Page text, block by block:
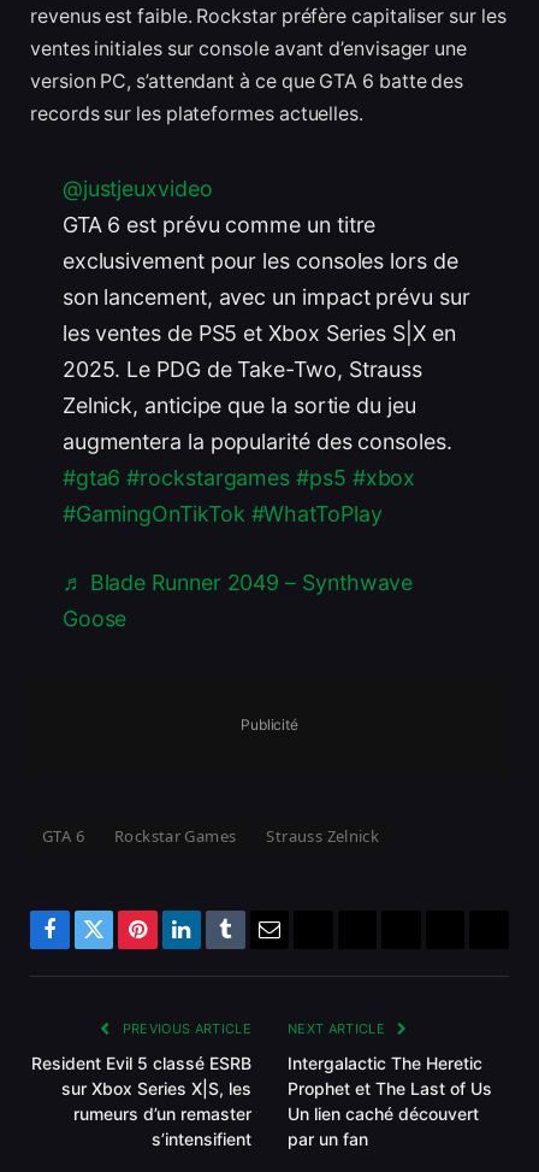
revenus est faible. Rockstar préfère capitaliser sur les
ventes initiales sur console avant d’envisager une
version PC, s’attendant à ce que GTA 6 batte des
records sur les plateformes actuelles.
@justjeuxvideo
GTA 6 est prévu comme un titre
exclusivement pour les consoles lors de
son lancement, avec un impact prévu sur
les ventes de PS5 et Xbox Series S|X en
2025. Le PDG de Take-Two, Strauss
Zelnick, anticipe que la sortie du jeu
augmentera la popularité des consoles.
#gta6 #rockstargames #ps5 #xbox
#GamingOnTikTok #WhatToPlay
♬ Blade Runner 2049 – Synthwave
Goose
Publicité
GTA 6 Rockstar Games Strauss Zelnick
Facebook
TwitterPinterestLinkedInTumblrEmail
PREVIOUS ARTICLE
Resident Evil 5 classé ESRB
sur Xbox Series X|S, les
rumeurs d’un remaster
s’intensifient
NEXT ARTICLE
Intergalactic The Heretic
Prophet et The Last of Us
Un lien caché découvert
par un fan